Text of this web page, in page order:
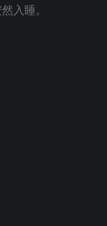
入睡。